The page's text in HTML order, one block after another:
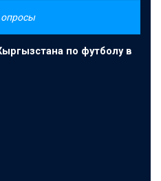
опросы
по футболу в